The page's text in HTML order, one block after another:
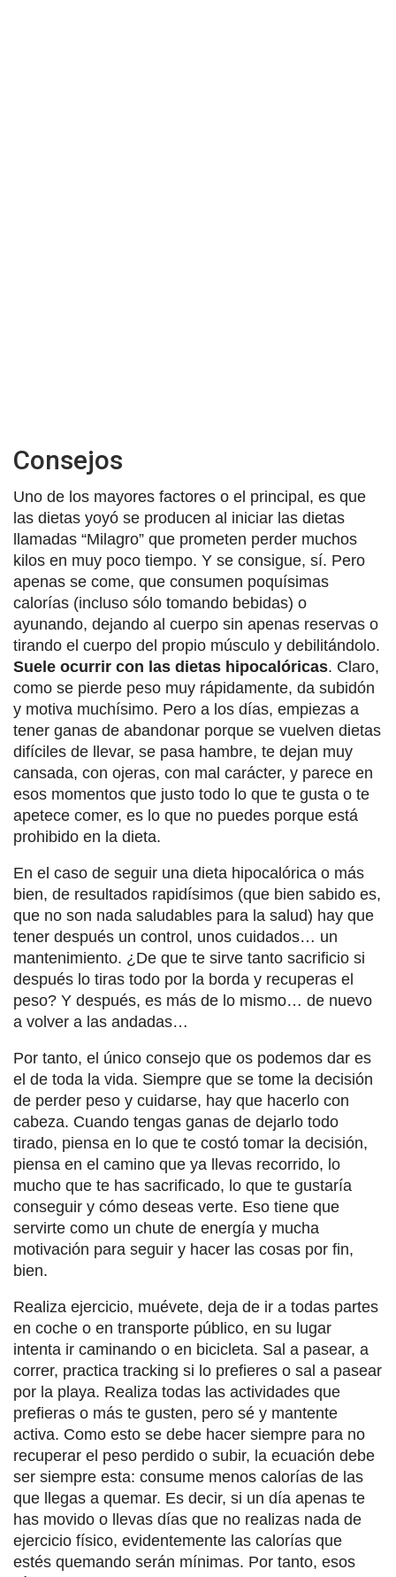
Consejos
Uno de los mayores factores o el principal, es que
las dietas yoyó se producen al iniciar las dietas
llamadas “Milagro” que prometen perder muchos
kilos en muy poco tiempo. Y se consigue, sí. Pero
apenas se come, que consumen poquísimas
calorías (incluso sólo tomando bebidas) o
ayunando, dejando al cuerpo sin apenas reservas o
tirando el cuerpo del propio músculo y debilitándolo.
Suele ocurrir con las dietas hipocalóricas. Claro,
como se pierde peso muy rápidamente, da subidón
y motiva muchísimo. Pero a los días, empiezas a
tener ganas de abandonar porque se vuelven dietas
difíciles de llevar, se pasa hambre, te dejan muy
cansada, con ojeras, con mal carácter, y parece en
esos momentos que justo todo lo que te gusta o te
apetece comer, es lo que no puedes porque está
prohibido en la dieta.
En el caso de seguir una dieta hipocalórica o más
bien, de resultados rapidísimos (que bien sabido es,
que no son nada saludables para la salud) hay que
tener después un control, unos cuidados… un
mantenimiento. ¿De que te sirve tanto sacrificio si
después lo tiras todo por la borda y recuperas el
peso? Y después, es más de lo mismo… de nuevo
a volver a las andadas…
Por tanto, el único consejo que os podemos dar es
el de toda la vida. Siempre que se tome la decisión
de perder peso y cuidarse, hay que hacerlo con
cabeza. Cuando tengas ganas de dejarlo todo
tirado, piensa en lo que te costó tomar la decisión,
piensa en el camino que ya llevas recorrido, lo
mucho que te has sacrificado, lo que te gustaría
conseguir y cómo deseas verte. Eso tiene que
servirte como un chute de energía y mucha
motivación para seguir y hacer las cosas por fin,
bien.
Realiza ejercicio, muévete, deja de ir a todas partes
en coche o en transporte público, en su lugar
intenta ir caminando o en bicicleta. Sal a pasear, a
correr, practica tracking si lo prefieres o sal a pasear
por la playa. Realiza todas las actividades que
prefieras o más te gusten, pero sé y mantente
activa. Como esto se debe hacer siempre para no
recuperar el peso perdido o subir, la ecuación debe
ser siempre esta: consume menos calorías de las
que llegas a quemar. Es decir, si un día apenas te
has movido o llevas días que no realizas nada de
ejercicio físico, evidentemente las calorías que
estés quemando serán mínimas. Por tanto, esos